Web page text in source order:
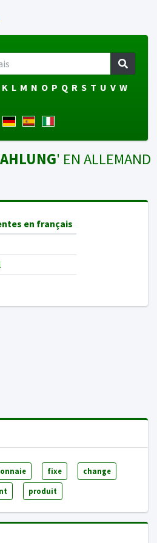
K L M N O P Q R S T U V W
' EN ALLEMAND
en français
fixe change
produit